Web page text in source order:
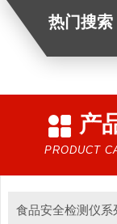
热门搜索
产
PRODUCT
食品安全检测仪系